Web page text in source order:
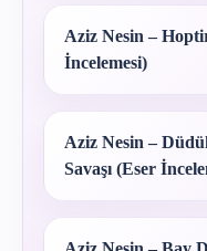
Aziz Nesin –
İncelemesi)
Aziz Nesin –
Savaşı (Eser